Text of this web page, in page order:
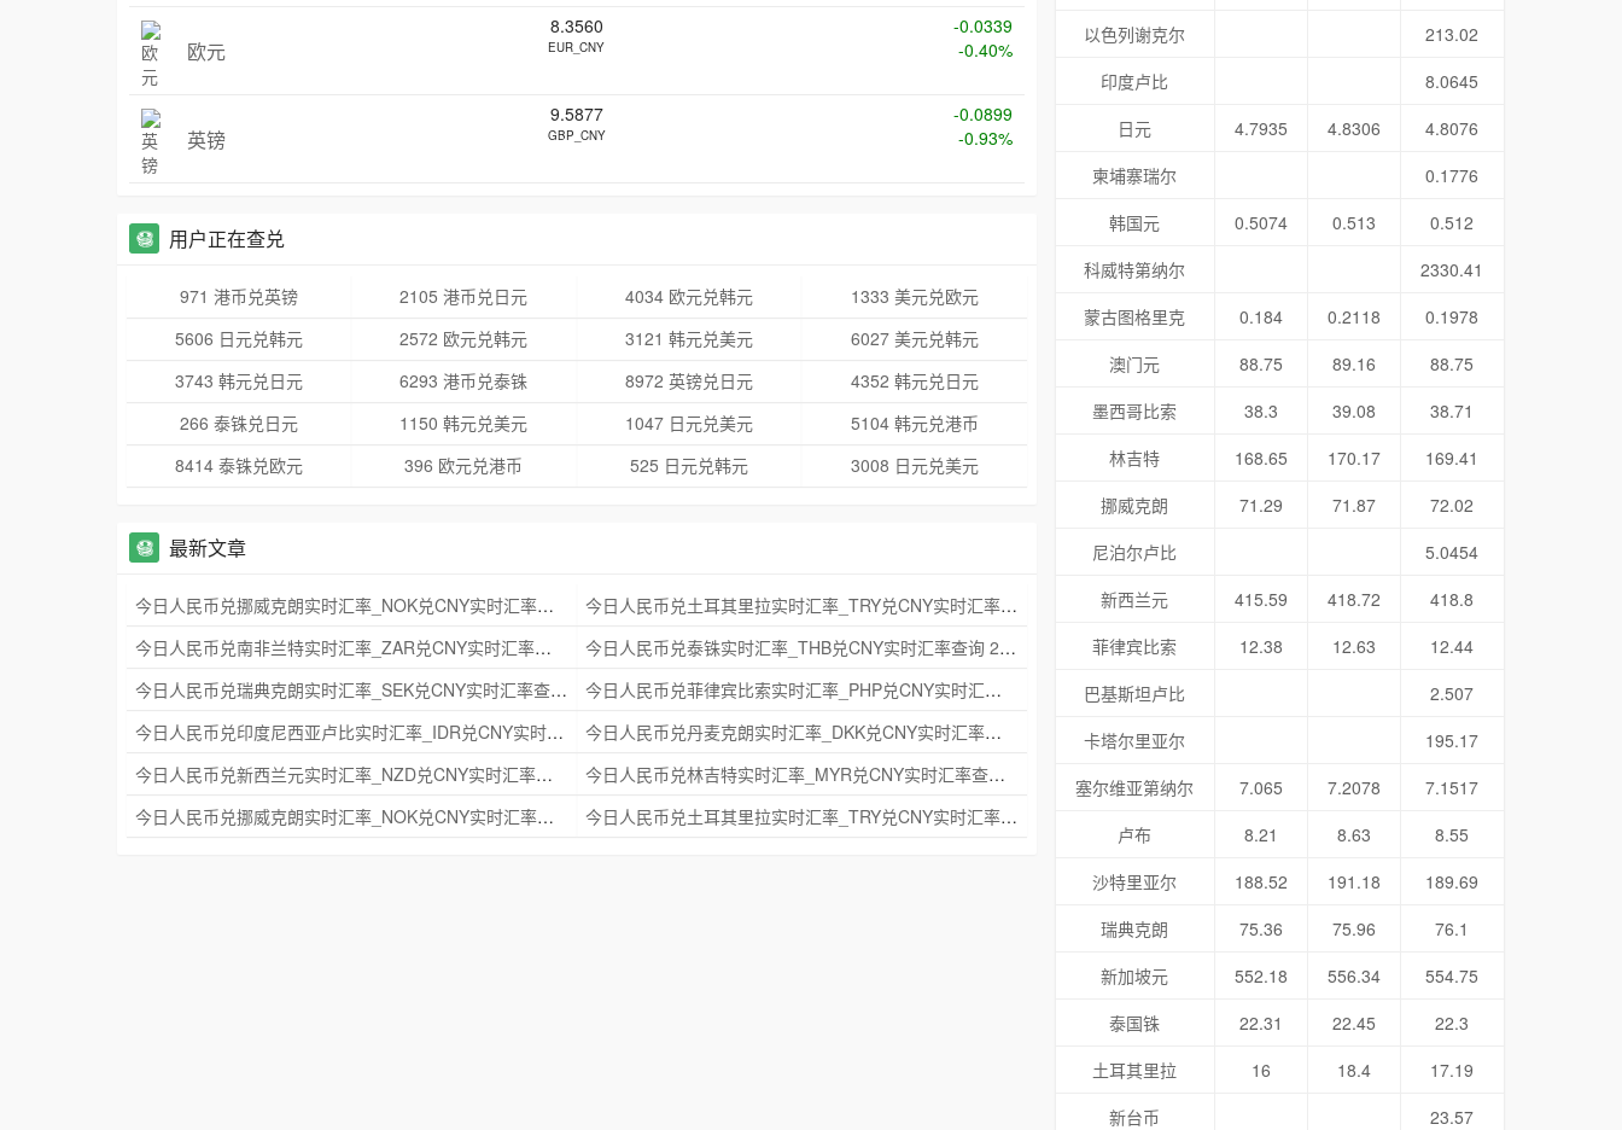
欧元
8.3560
EUR_CNY
-0.0339
-0.40%
英镑
9.5877
GBP_CNY
-0.0899
-0.93%
用户正在查兑
971 港币兑英镑 2105 港币兑日元 4034 欧元兑韩元
1333 美元兑欧元
5606 日元兑韩元
2572 欧元兑韩元 3121 韩元兑美元
6027 美元兑韩元
3743 韩元兑日元
6293 港币兑泰铢 8972 英镑兑日元
4352 韩元兑日元
266 泰铢兑日元
1150 韩元兑美元 1047 日元兑美元
5104 韩元兑港币
8414 泰铢兑欧元
396 欧元兑港币 525 日元兑韩元 3008 日元兑美元
最新文章
今日人民币兑挪威克朗实时汇率_NOK兑CNY实时汇率查询 2025年09月21日
今日人民币兑土耳其里拉实时汇率_TRY兑CNY实时汇率查询 2025年09月21日
今日人民币兑南非兰特实时汇率_ZAR兑CNY实时汇率查询 2025年09月21日
今日人民币兑泰铢实时汇率_THB兑CNY实时汇率查询 2025年09月21日
今日人民币兑瑞典克朗实时汇率_SEK兑CNY实时汇率查询 2025年09月21日
今日人民币兑菲律宾比索实时汇率_PHP兑CNY实时汇率查询 2025年09月21日
今日人民币兑印度尼西亚卢比实时汇率_IDR兑CNY实时汇率查询 2025年09月21日
今日人民币兑丹麦克朗实时汇率_DKK兑CNY实时汇率查询 2025年09月21日
今日人民币兑新西兰元实时汇率_NZD兑CNY实时汇率查询 2025年09月21日
今日人民币兑林吉特实时汇率_MYR兑CNY实时汇率查询 2025年09月21日
今日人民币兑挪威克朗实时汇率_NOK兑CNY实时汇率查询 2025年09月21日
今日人民币兑土耳其里拉实时汇率_TRY兑CNY实时汇率查询 2025年09月21日
以色列谢克尔
213.02
印度卢比
8.0645
日元
4.7935 4.8306
4.8076
柬埔寨瑞尔
0.1776
韩国元
0.5074 0.513
0.512
科威特第纳尔
2330.41
蒙古图格里克
0.184 0.2118
0.1978
澳门元
88.75 89.16
88.75
墨西哥比索
38.3 39.08
38.71
林吉特
168.65 170.17
169.41
挪威克朗
71.29 71.87
72.02
尼泊尔卢比
5.0454
新西兰元
415.59 418.72
418.8
菲律宾比索
12.38 12.63
12.44
巴基斯坦卢比
2.507
卡塔尔里亚尔
195.17
塞尔维亚第纳尔
7.065 7.2078
7.1517
卢布
8.21 8.63
8.55
沙特里亚尔
188.52 191.18
189.69
瑞典克朗
75.36 75.96
76.1
新加坡元
552.18 556.34
554.75
泰国铢
22.31 22.45
22.3
土耳其里拉
16 18.4
17.19
新台币
23.57